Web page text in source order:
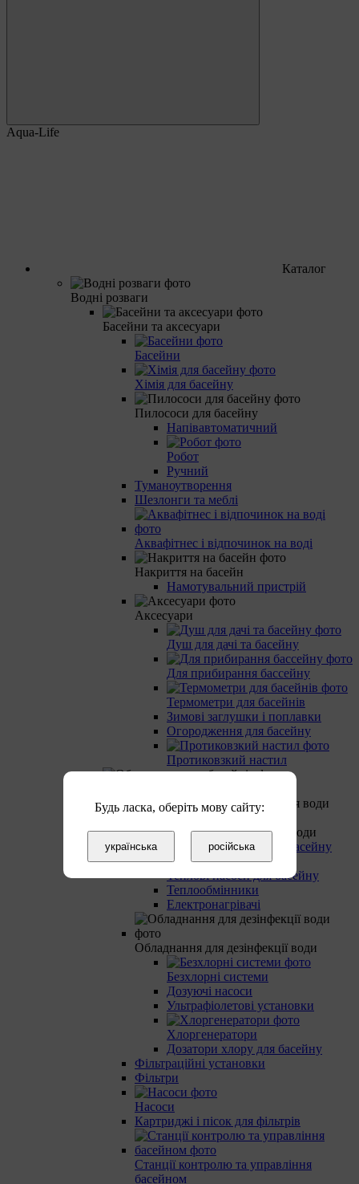
Aqua-Life
Каталог
Водні розваги
Басейни та аксесуари
Басейни
Хімія для басейну
Пилососи для басейну
Напівавтоматичний
Робот
Ручний
Туманоутворення
Шезлонги та меблі
Аквафітнес і відпочинок на воді
Накриття на басейн
Намотувальний пристрій
Аксесуари
Душ для дачі та басейну
Для прибирання бассейну
Термометри для басейнів
Зимові заглушки і поплавки
Огородження для басейну
Протиковзкий настил
Обладнання для нагрівання води
Теплові насоси для басейну
Теплообмінники
Електронагрівачі
Обладнання для дезінфекції води
Безхлорні системи
Дозуючі насоси
Ультрафіолетові установки
Хлоргенератори
Дозатори хлору для басейну
Фільтраційні установки
Фільтри
Насоси
Картриджі і пісок для фільтрів
Станції контролю та управління
басейном
Будь ласка, оберіть мову сайту:
українська російська